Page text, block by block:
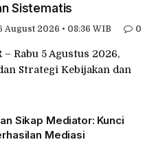
Sistematis
August 2026 • 08:36 WIB 0
– Rabu 5 Agustus 2026,
Strategi Kebijakan dan
Sikap Mediator: Kunci
Mediasi